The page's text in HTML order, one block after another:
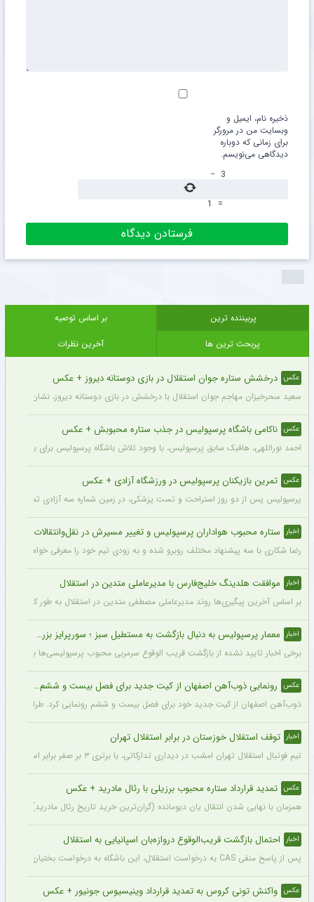
ذخیره نام، ایمیل و
وبسایت من در مرورگر
برای زمانی که دوباره
دیدگاهی می‌نویسم.
3
−
=
1
پربیننده ترین
بر اساس توصیه
پربحث ترین ها
آخرین نظرات
عکس درخشش ستاره جوان استقلال در بازی دوستانه دیروز + عکس
سعید سحرخیزان مهاجم جوان استقلال با درخشش در بازی دوستانه دیروز، نشان داد
عکس ناکامی باشگاه پرسپولیس در جذب ستاره محبوبش + عکس
احمد نوراللهی، هافبک سابق پرسپولیس، با وجود تلاش باشگاه پرسپولیس برای بازگشت
عکس تمرین بازیکنان پرسپولیس در ورزشگاه آزادی + عکس
پرسپولیس پس از دو روز استراحت و تست پزشکی، در زمین شماره سه آزادی تمرین کرد.
اخبار ستاره محبوب هواداران پرسپولیس و تغییر مسیرش در نقل‌وانتقالات
رضا شکاری با سه پیشنهاد مختلف روبرو شده و به زودی تیم خود را معرفی خواهد کرد.
اخبار موافقت هلدینگ خلیج‌فارس با مدیرعاملی متدین در استقلال
بر اساس آخرین پیگیری‌ها روند مدیرعاملی مصطفی متدین در استقلال به طور کامل
اخبار معمار پرسپولیس به دنبال بازگشت به مستطیل سبز ؛ سورپرایز بزرگ در راه است ؟ + جزئیات
برخی اخبار تایید نشده از بازگشت قریب الوقوع سرمربی محبوب پرسپولیسی‌ها به دنیای
عکس رونمایی ذوب‌آهن اصفهان از کیت جدید برای فصل بیست و ششم + عکس
ذوب‌آهن اصفهان از کیت جدید خود برای فصل بیست و ششم رونمایی کرد. طراحی
اخبار توقف استقلال خوزستان در برابر استقلال تهران
تیم فوتبال استقلال تهران امشب در دیداری تدارکاتی، با برتری ۳ بر صفر برابر استقلال خوزستان، با دبل سعید سحرخیزان و گل یاسر آسانی پیروز شد.
عکس تمدید قرارداد ستاره محبوب برزیلی با رئال مادرید + عکس
همزمان با نهایی شدن انتقال یان دیومانده (گران‌ترین خرید تاریخ رئال مادرید)، تمدید قرارداد
اخبار احتمال بازگشت قریب‌الوقوع دروازه‌بان اسپانیایی به استقلال
پس از پاسخ منفی CAS به درخواست استقلال، این باشگاه به درخواست بختیاری‌زاده قصد دارد قرارداد آنتونیو آدان، دروازه‌بان اسپانیایی فصل گذشته، را تمدید کند.
عکس واکنش تونی کروس به تمدید قرارداد وینیسیوس جونیور + عکس